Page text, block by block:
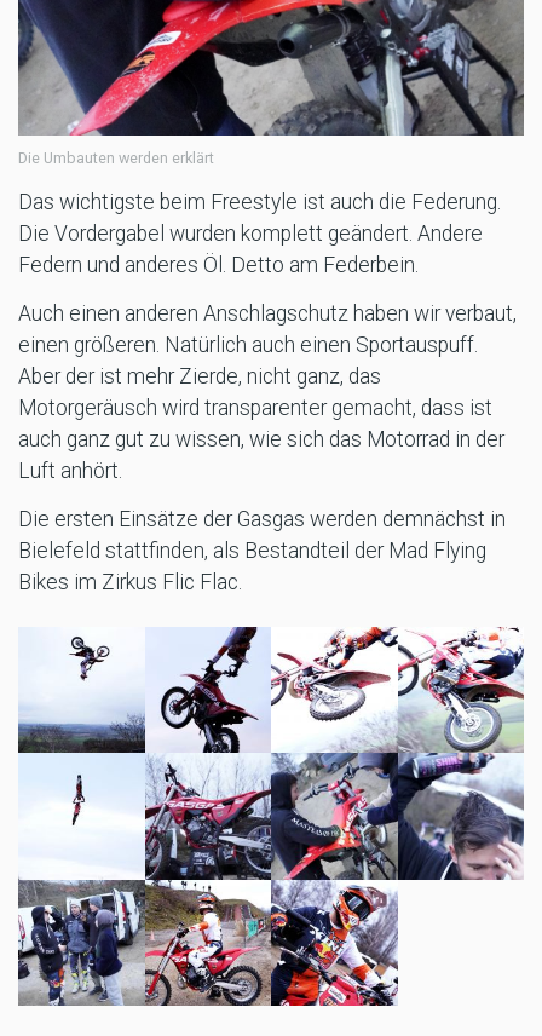
Die Umbauten werden erklärt
Das wichtigste beim Freestyle ist auch die Federung.
Die Vordergabel wurden komplett geändert. Andere
Federn und anderes Öl. Detto am Federbein.
Auch einen anderen Anschlagschutz haben wir verbaut,
einen größeren. Natürlich auch einen Sportauspuff.
Aber der ist mehr Zierde, nicht ganz, das
Motorgeräusch wird transparenter gemacht, dass ist
auch ganz gut zu wissen, wie sich das Motorrad in der
Luft anhört.
Die ersten Einsätze der Gasgas werden demnächst in
Bielefeld stattfinden, als Bestandteil der Mad Flying
Bikes im Zirkus Flic Flac.